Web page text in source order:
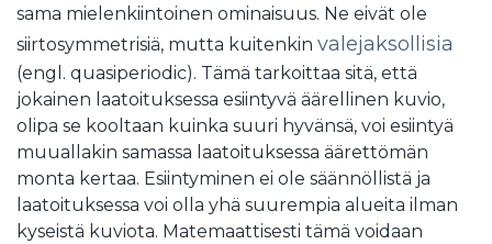
sama mielenkiintoinen ominaisuus. Ne eivät ole
siirtosymmetrisiä, mutta kuitenkin valejaksollisia
(engl. quasiperiodic). Tämä tarkoittaa sitä, että
jokainen laatoituksessa esiintyvä äärellinen kuvio,
olipa se kooltaan kuinka suuri hyvänsä, voi esiintyä
muuallakin samassa laatoituksessa äärettömän
monta kertaa. Esiintyminen ei ole säännöllistä ja
laatoituksessa voi olla yhä suurempia alueita ilman
kyseistä kuviota. Matemaattisesti tämä voidaan